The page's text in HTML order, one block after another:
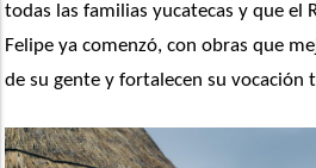
todas las familias yucatecas y que el
Felipe ya comenzó, con obras que
de su gente y fortalecen su vocación